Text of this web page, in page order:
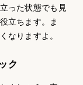
った状態でも見
立ちます。ま
なりますよ。
ク